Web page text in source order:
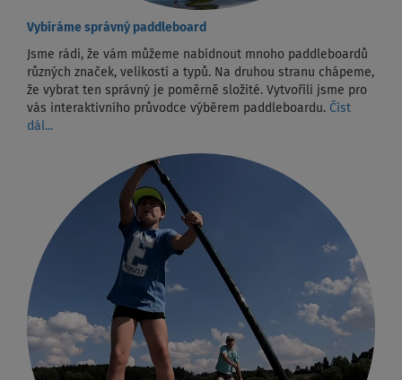
Vybíráme správný paddleboard
Jsme rádi, že vám můžeme nabídnout mnoho paddleboardů
různých značek, velikostí a typů. Na druhou stranu chápeme,
že vybrat ten správný je poměrně složité. Vytvořili jsme pro
vás interaktivního průvodce výběrem paddleboardu. Číst
dál...